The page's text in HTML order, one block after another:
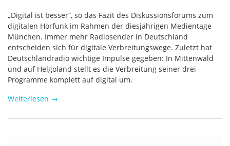
„Digital ist besser“, so das Fazit des Diskussionsforums zum
digitalen Hörfunk im Rahmen der diesjährigen Medientage
München. Immer mehr Radiosender in Deutschland
entscheiden sich für digitale Verbreitungswege. Zuletzt hat
Deutschlandradio wichtige Impulse gegeben: In Mittenwald
und auf Helgoland stellt es die Verbreitung seiner drei
Programme komplett auf digital um.
Weiterlesen →